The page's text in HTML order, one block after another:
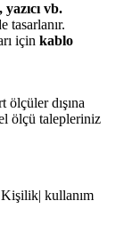
vb.
tasarlanır.
için kablo
dışına
ölçü talepleriniz
kullanım